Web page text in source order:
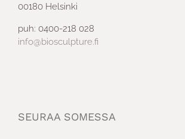
00180 Helsinki
puh: 0400-218 028
info@biosculpture.fi
SEURAA SOMESSA